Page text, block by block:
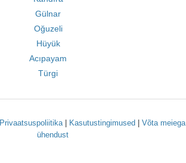
Gülnar
Oğuzeli
Hüyük
Acıpayam
Türgi
Privaatsuspoliitika| Kasutustingimused
Võta meiega
ühendust